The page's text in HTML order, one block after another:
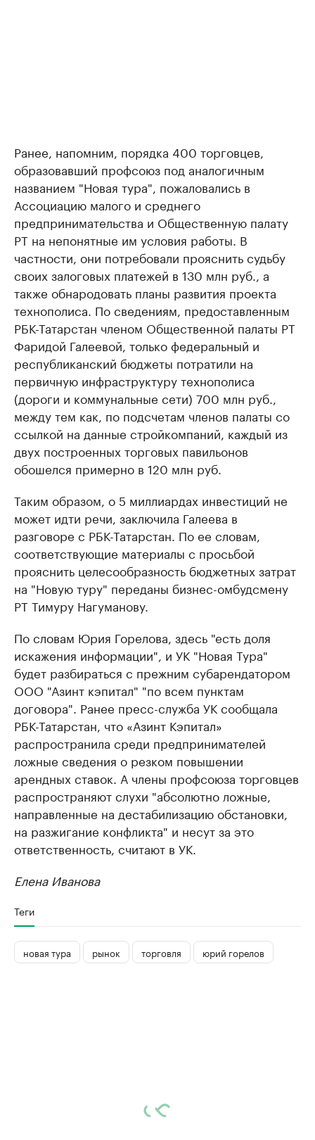
Ранее, напомним, порядка 400 торговцев,
образовавший профсоюз под аналогичным
названием "Новая тура", пожаловались в
Ассоциацию малого и среднего
предпринимательства и Общественную палату
РТ на непонятные им условия работы. В
частности, они потребовали прояснить судьбу
своих залоговых платежей в 130 млн руб., а
также обнародовать планы развития проекта
технополиса. По сведениям, предоставленным
РБК-Татарстан членом Общественной палаты РТ
Фаридой Галеевой, только федеральный и
республиканский бюджеты потратили на
первичную инфраструктуру технополиса
(дороги и коммунальные сети) 700 млн руб.,
между тем как, по подсчетам членов палаты со
ссылкой на данные стройкомпаний, каждый из
двух построенных торговых павильонов
обошелся примерно в 120 млн руб.
Таким образом, о 5 миллиардах инвестиций не
может идти речи, заключила Галеева в
разговоре с РБК-Татарстан. По ее словам,
соответствующие материалы с просьбой
прояснить целесообразность бюджетных затрат
на "Новую туру" переданы бизнес-омбудсмену
РТ Тимуру Нагуманову.
По словам Юрия Горелова, здесь "есть доля
искажения информации", и УК "Новая Тура"
будет разбираться с прежним субарендатором
ООО "Азинт кэпитал" "по всем пунктам
договора". Ранее пресс-служба УК сообщала
РБК-Татарстан, что «Азинт Кэпитал»
распространила среди предпринимателей
ложные сведения о резком повышении
арендных ставок. А члены профсоюза торговцев
распространяют слухи "абсолютно ложные,
направленные на дестабилизацию обстановки,
на разжигание конфликта" и несут за это
ответственность, считают в УК.
Елена Иванова
Теги
новая тура рынок торговля юрий горелов